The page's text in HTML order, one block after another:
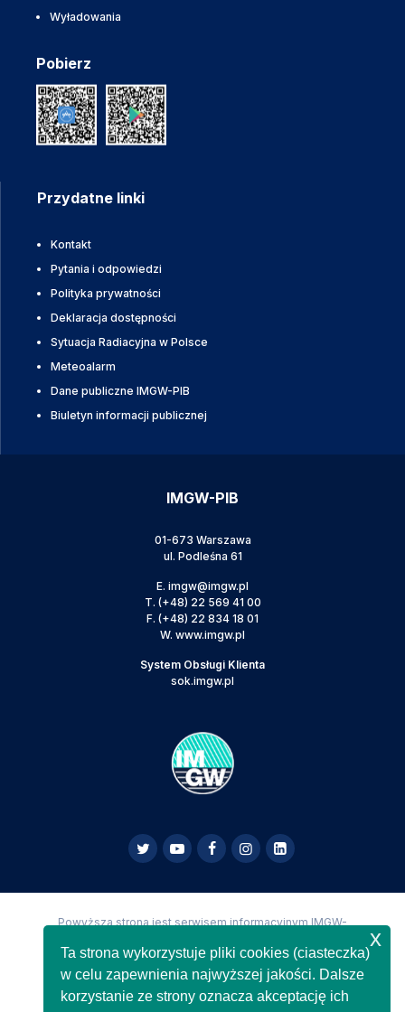
Wyładowania
Pobierz
Przydatne linki
Kontakt
Pytania i odpowiedzi
Polityka prywatności
Deklaracja dostępności
Sytuacja Radiacyjna w Polsce
Meteoalarm
Dane publiczne IMGW-PIB
Biuletyn informacji publicznej
IMGW-PIB
01-673 Warszawa
ul. Podleśna 61
E. imgw@imgw.pl
T. (+48) 22 569 41 00
F. (+48) 22 834 18 01
W. www.imgw.pl
System Obsługi Klienta
sok.imgw.pl
Powyższa strona jest serwisem informacyjnym IMGW-
Copyright IMGW-PIB Wszelkie prawa zastrzeżone
Ta strona wykorzystuje pliki cookies (ciasteczka)
w celu zapewnienia najwyższej jakości. Dalsze
korzystanie ze strony oznacza akceptację ich
x